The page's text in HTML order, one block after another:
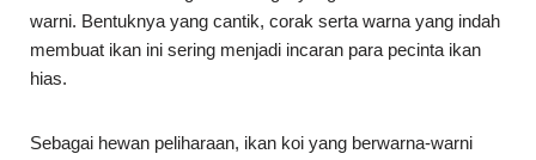
warni. Bentuknya yang cantik, corak serta warna yang indah
membuat ikan ini sering menjadi incaran para pecinta ikan
hias.
Sebagai hewan peliharaan, ikan koi yang berwarna-warni